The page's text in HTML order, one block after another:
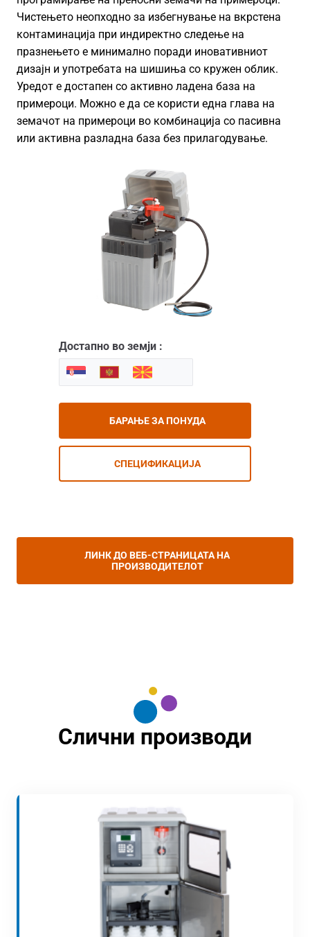
Чистењето неопходно за избегнување на вкрстена
контаминација при индиректно следење на
празнењето е минимално поради иновативниот
дизајн и употребата на шишиња со кружен облик.
Уредот е достапен со активно ладена база на
примероци. Можно е да се користи една глава на
земачот на примероци во комбинација со пасивна
или активна разладна база без прилагодување.
Достапно во земји :
БАРАЊЕ ЗА ПОНУДА
СПЕЦИФИКАЦИЈА
ЛИНК ДО ВЕБ-СТРАНИЦАТА НА
ПРОИЗВОДИТЕЛОТ
Слични производи